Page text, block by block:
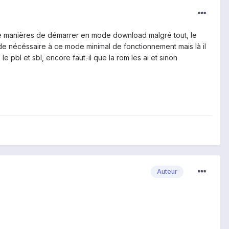
de démarrer en mode download malgré tout, le
à ce mode minimal de fonctionnement mais là il
pbl et sbl, encore faut-il que la rom les ai et sinon
Auteur